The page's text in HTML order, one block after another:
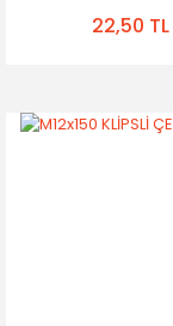
22,50 TL